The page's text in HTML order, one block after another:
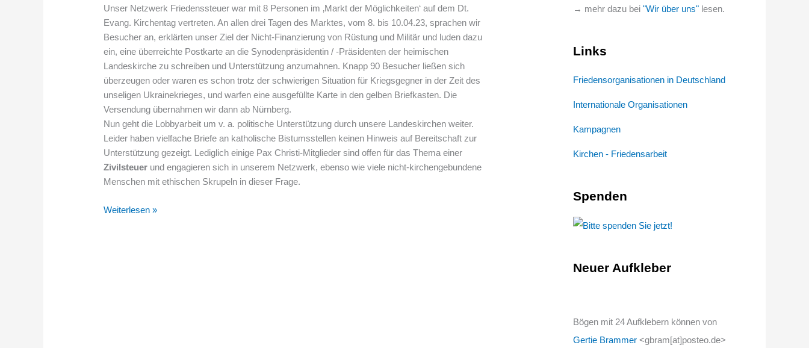
Unser Netzwerk Friedenssteuer war mit 8 Personen im ‚Markt der Möglichkeiten‘ auf dem Dt.
Evang. Kirchentag vertreten. An allen drei Tagen des Marktes, vom 8. bis 10.04.23, sprachen wir
Besucher an, erklärten unser Ziel der Nicht-Finanzierung von Rüstung und Militär und luden dazu
ein, eine überreichte Postkarte an die Synodenpräsidentin / -Präsidenten der heimischen
Landeskirche zu schreiben und Unterstützung anzumahnen. Knapp 90 Besucher ließen sich
überzeugen oder waren es schon trotz der schwierigen Situation für Kriegsgegner in der Zeit des
unseligen Ukrainekrieges, und warfen eine ausgefüllte Karte in den gelben Briefkasten. Die
Versendung übernahmen wir dann ab Nürnberg.
Nun geht die Lobbyarbeit um v. a. politische Unterstützung durch unsere Landeskirchen weiter.
Leider haben vielfache Briefe an katholische Bistumsstellen keinen Hinweis auf Bereitschaft zur
Unterstützung gezeigt. Lediglich einige Pax Christi-Mitglieder sind offen für das Thema einer
Zivilsteuer und engagieren sich in unserem Netzwerk, ebenso wie viele nicht-kirchengebundene
Menschen mit ethischen Skrupeln in dieser Frage.
Evang.
Kirchentag
in
Nürnberg
Weiterlesen »
→ mehr dazu bei "Wir über uns" lesen.
Links
Friedensorganisationen in Deutschland
Internationale Organisationen
Kampagnen
Kirchen - Friedensarbeit
Spenden
Neuer Aufkleber
Bögen mit 24 Aufklebern können von
Gertie Brammer <gbram[at]posteo.de>